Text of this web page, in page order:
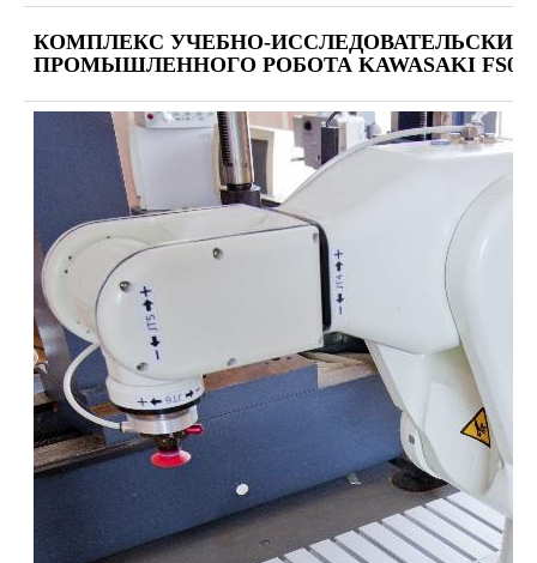
КОМПЛЕКС УЧЕБНО-ИССЛЕДОВАТЕЛЬСКИЙ
ПРОМЫШЛЕННОГО РОБОТА KAWASAKI FS003